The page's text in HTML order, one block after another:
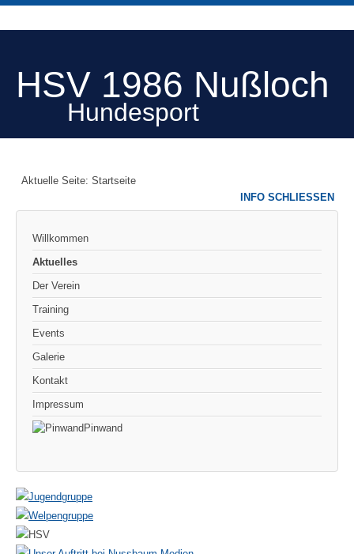
HSV 1986 Nußloch
Hundesport
Aktuelle Seite: Startseite
Willkommen
Aktuelles
Der Verein
Training
Events
Galerie
Kontakt
Impressum
Pinwand
INFO SCHLIESSEN